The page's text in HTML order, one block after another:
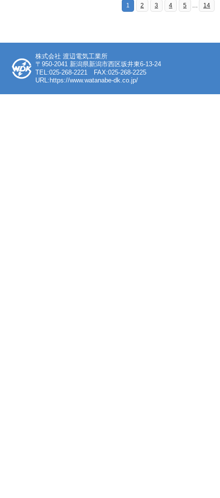
1 2 3 4 5 … 14
株式会社 渡辺電気工業所
〒950-2041 新潟県新潟市西区坂井東6-13-24
TEL:025-268-2221 FAX:025-268-2225
URL:https://www.watanabe-dk.co.jp/